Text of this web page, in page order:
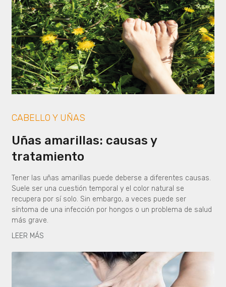
CABELLO Y UÑAS
Uñas amarillas: causas y
tratamiento
Tener las uñas amarillas puede deberse a diferentes causas.
Suele ser una cuestión temporal y el color natural se
recupera por sí solo. Sin embargo, a veces puede ser
síntoma de una infección por hongos o un problema de salud
más grave.
LEER MÁS